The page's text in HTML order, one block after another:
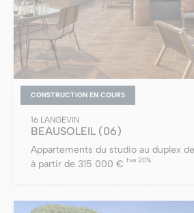
CONSTRUCTION EN COURS
16 LANGEVIN
BEAUSOLEIL (06)
Appartements du studio au duplex
à partir de 315 000 € tva 20%